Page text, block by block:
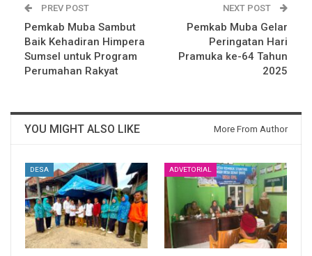
PREV POST
Pemkab Muba Sambut
Baik Kehadiran Himpera
Sumsel untuk Program
Perumahan Rakyat
NEXT POST
Pemkab Muba Gelar
Peringatan Hari
Pramuka ke-64 Tahun
2025
YOU MIGHT ALSO LIKE More From Author
DESA ADVETORIAL